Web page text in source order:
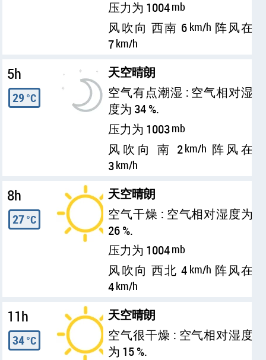
压力为 1004mb
风吹向 西南 6 km/h 阵风在
7km/h
5h
29 °C
天空晴朗
空气有点潮湿 : 空气相对湿
度为 34 %.
压力为 1003mb
风吹向 南 2km/h 阵风在
3km/h
8h
27°C
天空晴朗
空气干燥 : 空气相对湿度为
26 %.
压力为 1004mb
风吹向 西北 4 km/h 阵风在
4km/h
11h
34°C
天空晴朗
空气很干燥 : 空气相对湿度
为 15 %.